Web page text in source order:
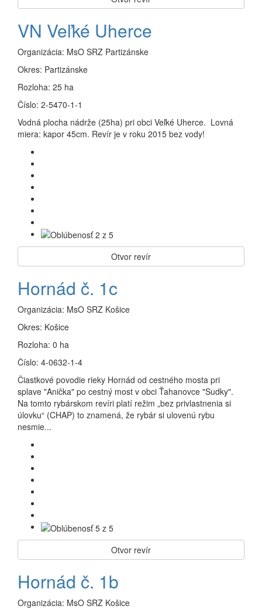
VN Veľké Uherce
Organizácia: MsO SRZ Partizánske
Okres: Partizánske
Rozloha: 25 ha
Číslo: 2-5470-1-1
Vodná plocha nádrže (25ha) pri obci Veľké Uherce. Lovná
miera: kapor 45cm. Revír je v roku 2015 bez vody!
Otvor revír
Hornád č. 1c
Organizácia: MsO SRZ Košice
Okres: Košice
Rozloha: 0 ha
Číslo: 4-0632-1-4
Čiastkové povodie rieky Hornád od cestného mosta pri
splave "Anička" po cestný most v obci Ťahanovce "Sudky".
Na tomto rybárskom revíri platí režim „bez privlastnenia si
úlovku“ (CHAP) to znamená, že rybár si ulovenú rybu
nesmie...
Otvor revír
Hornád č. 1b
Organizácia: MsO SRZ Košice